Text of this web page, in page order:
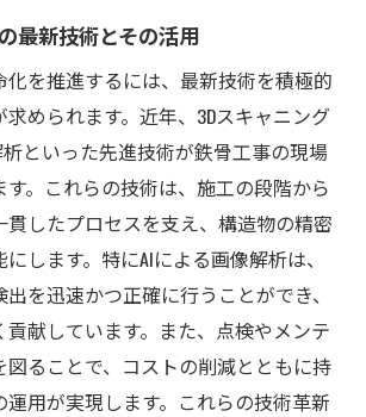
最新技術とその活用
を推進するには、最新技術を積極的
められます。近年、3Dスキャニング
といった先進技術が鉄骨工事の現場
。これらの技術は、施工の段階から
したプロセスを支え、構造物の精密
します。特にAIによる画像解析は、
を迅速かつ正確に行うことができ、
献しています。また、点検やメンテ
図ることで、コストの削減とともに持
用が実現します。これらの技術革新